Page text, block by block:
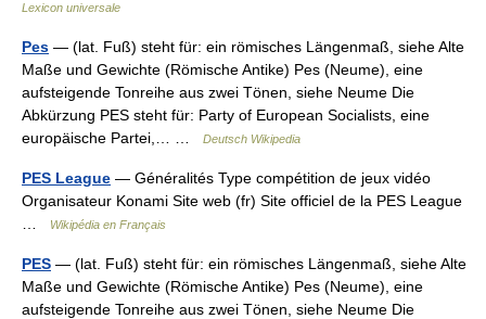
Lexicon universale
Pes — (lat. Fuß) steht für: ein römisches Längenmaß, siehe Alte
Maße und Gewichte (Römische Antike) Pes (Neume), eine
aufsteigende Tonreihe aus zwei Tönen, siehe Neume Die
Abkürzung PES steht für: Party of European Socialists, eine
europäische Partei,… …
Deutsch Wikipedia
PES League — Généralités Type compétition de jeux vidéo
Organisateur Konami Site web (fr) Site officiel de la PES League
Wikipédia en Français
PES — (lat. Fuß) steht für: ein römisches Längenmaß, siehe Alte
Maße und Gewichte (Römische Antike) Pes (Neume), eine
aufsteigende Tonreihe aus zwei Tönen, siehe Neume Die